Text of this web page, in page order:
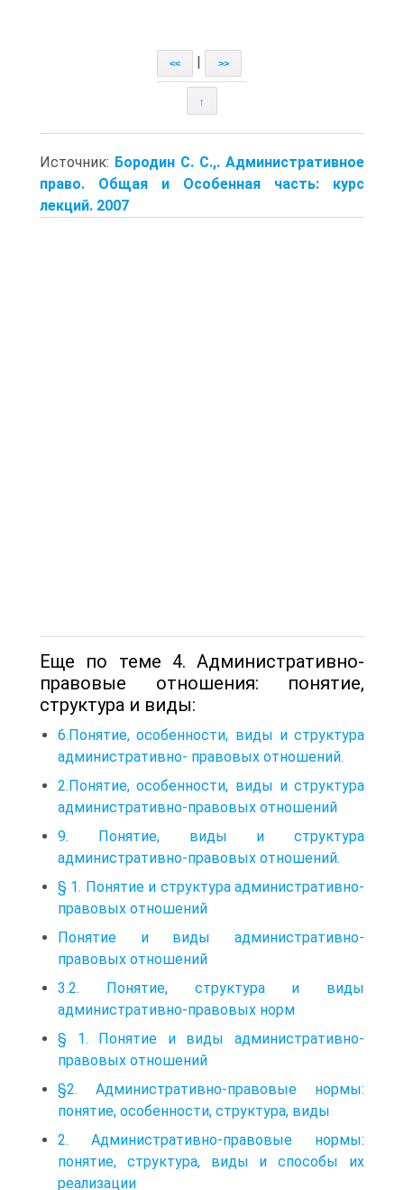
<< >>
↑
Источник: Бородин С. С.,. Административное
право. Общая и Особенная часть: курс
лекций. 2007
Еще по теме 4. Административно-
правовые отношения: понятие,
структура и виды:
6.Понятие, особенности, виды и структура
административно- правовых отношений.
2.Понятие, особенности, виды и структура
административно-правовых отношений
9. Понятие, виды и структура
административно-правовых отношений.
§ 1. Понятие и структура административно-
правовых отношений
Понятие и виды административно-
правовых отношений
3.2. Понятие, структура и виды
административно-правовых норм
§ 1. Понятие и виды административно-
правовых отношений
§2. Административно-правовые нормы:
понятие, особенности, структура, виды
2. Административно-правовые нормы:
понятие, структура, виды и способы их
реализации